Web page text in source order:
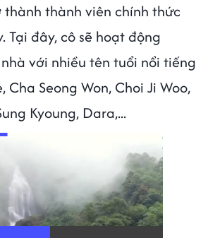
thành viên chính thức
Tại đây, cô sẽ hoạt động
với nhiều tên tuổi nổi tiếng
Cha Seong Won, Choi Ji Woo,
Kyoung, Dara,...